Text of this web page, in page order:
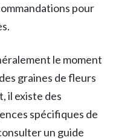
pour
le moment
graines de fleurs
il existe des
spécifiques de
un guide